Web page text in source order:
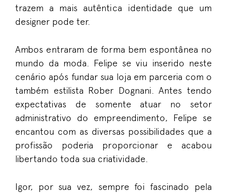
trazem a mais autêntica identidade que um
designer pode ter.
Ambos entraram de forma bem espontânea no
mundo da moda. Felipe se viu inserido neste
cenário após fundar sua loja em parceria com o
também estilista Rober Dognani. Antes tendo
expectativas de somente atuar no setor
administrativo do empreendimento, Felipe se
encantou com as diversas possibilidades que a
profissão poderia proporcionar e acabou
libertando toda sua criatividade.
Igor, por sua vez, sempre foi fascinado pela